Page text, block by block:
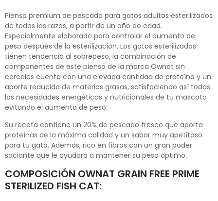
Pienso premium de pescado para gatos adultos esterilizados
de todas las razas, a partir de un año de edad.
Especialmente elaborado para controlar el aumento de
peso después de la esterilización. Los gatos esterilizados
tienen tendencia al sobrepeso, la combinación de
componentes de este pienso de la marca Ownat sin
cereales cuenta con una elevada cantidad de proteína y un
aporte reducido de materias grasas, satisfaciendo así todas
las necesidades energéticas y nutricionales de tu mascota
evitando el aumento de peso.
Su receta contiene un 20% de pescado fresco que aporta
proteínas de la máxima calidad y un sabor muy apetitoso
para tu gato. Además, rico en fibras con un gran poder
saciante que le ayudará a mantener su peso óptimo.
COMPOSICIÓN OWNAT GRAIN FREE PRIME
STERILIZED FISH CAT: